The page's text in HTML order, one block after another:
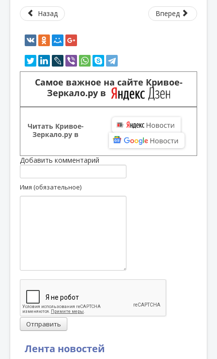
Лента новостей
Назад Вперед
Самое важное на сайте Кривое-
Зеркало.ру в
Читать Кривое-
Зеркало.ру в
Добавить комментарий
Имя (обязательное)
Отправить